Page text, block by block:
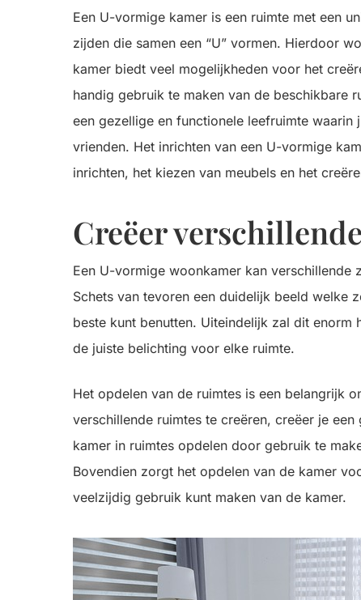
Een U-vormige kamer is een ruimte met een
zijden die samen een “U” vormen. Hierdoor
kamer biedt veel mogelijkheden voor het
handig gebruik te maken van de beschikbare
een gezellige en functionele leefruimte
vrienden. Het inrichten van een U-vormige
inrichten, het kiezen van meubels en het
Creëer
Een U-vormige woonkamer kan verschillende
Schets van tevoren een duidelijk beeld welke
beste kunt benutten. Uiteindelijk zal dit enorm
de juiste belichting voor elke ruimte.
Het opdelen van de ruimtes is een belangrijk
verschillende ruimtes te creëren, creëer je
kamer in ruimtes opdelen door gebruik te
Bovendien zorgt het opdelen van de kamer
veelzijdig gebruik kunt maken van de kamer.